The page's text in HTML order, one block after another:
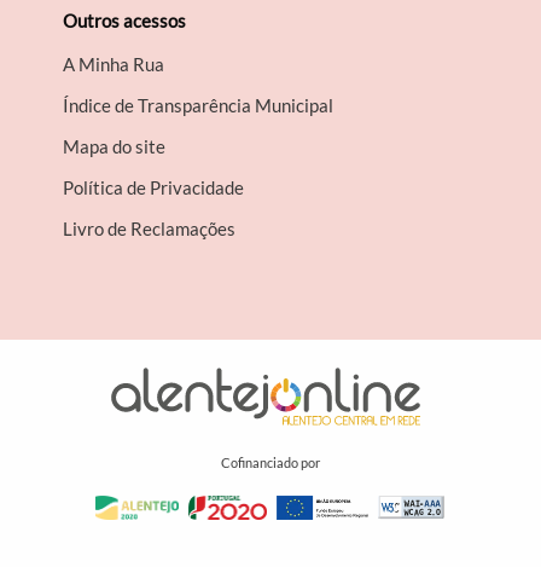
Outros acessos
A Minha Rua
Índice de Transparência Municipal
Mapa do site
Política de Privacidade
Livro de Reclamações
Cofinanciado por